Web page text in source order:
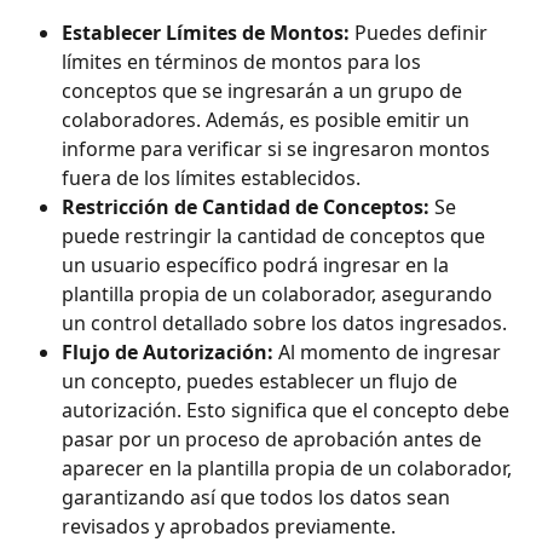
Establecer Límites de Montos: Puedes definir
límites en términos de montos para los
conceptos que se ingresarán a un grupo de
colaboradores. Además, es posible emitir un
informe para verificar si se ingresaron montos
fuera de los límites establecidos.
Restricción de Cantidad de Conceptos: Se
puede restringir la cantidad de conceptos que
un usuario específico podrá ingresar en la
plantilla propia de un colaborador, asegurando
un control detallado sobre los datos ingresados.
Flujo de Autorización: Al momento de ingresar
un concepto, puedes establecer un flujo de
autorización. Esto significa que el concepto debe
pasar por un proceso de aprobación antes de
aparecer en la plantilla propia de un colaborador,
garantizando así que todos los datos sean
revisados y aprobados previamente.